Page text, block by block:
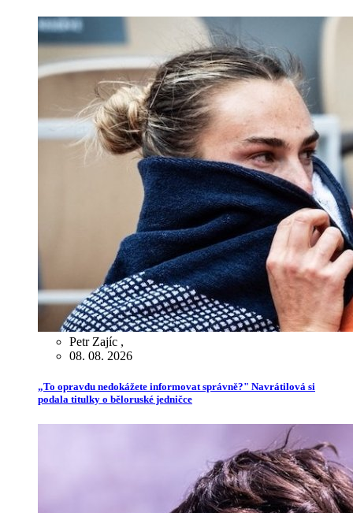
Petr Zajíc ,
08. 08. 2026
„To opravdu nedokážete informovat správně?" Navrátilová si
podala titulky o běloruské jedničce